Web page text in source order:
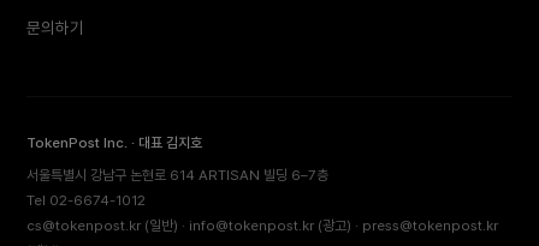
문의하기
TokenPost Inc. · 대표 김지호
서울특별시 강남구 논현로 614 ARTISAN 빌딩 6–7층
Tel 02-6674-1012
cs@tokenpost.kr (일반) · info@tokenpost.kr (광고) · press@tokenpost.kr